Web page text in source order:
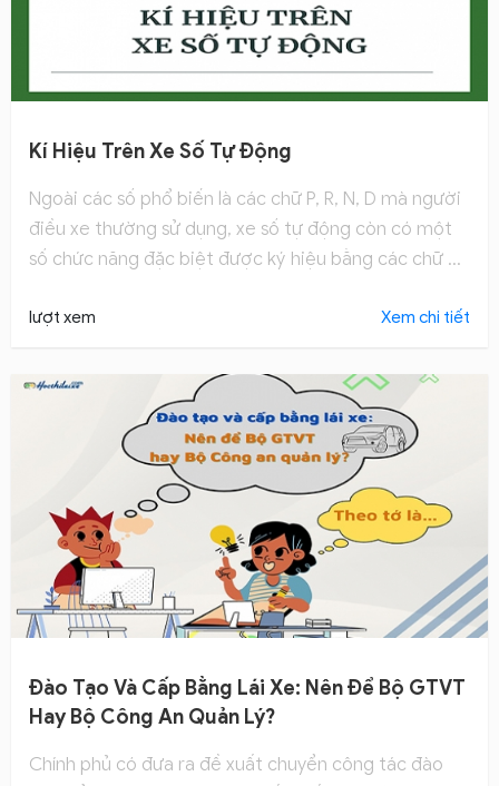
Kí Hiệu Trên Xe Số Tự Động
Ngoài các số phổ biến là các chữ P, R, N, D mà người
điều xe thường sử dụng, xe số tự động còn có một
số chức năng đặc biệt được ký hiệu bằng các chữ S,
lượt xem Xem chi tiết
Đào Tạo Và Cấp Bằng Lái Xe: Nên Để Bộ GTVT
Hay Bộ Công An Quản Lý?
Chính phủ có đưa ra đề xuất chuyển công tác đào